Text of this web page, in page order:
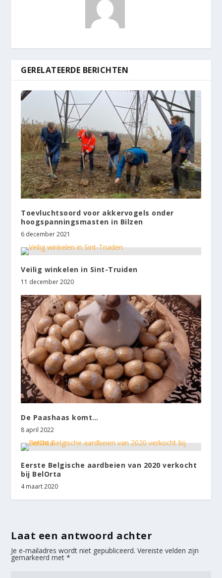
GERELATEERDE BERICHTEN
Toevluchtsoord voor akkervogels onder
hoogspanningsmasten in Bilzen
6 december 2021
Veilig winkelen in Sint-Truiden
11 december 2020
De Paashaas komt…
8 april 2022
Eerste Belgische aardbeien van 2020 verkocht
bij BelOrta
4 maart 2020
Laat een antwoord achter
Je e-mailadres wordt niet gepubliceerd. Vereiste velden zijn
gemarkeerd met*